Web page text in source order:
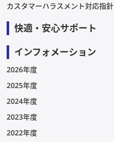
カスタマーハラスメント対応指針
快適・安心サポート
インフォメーション
2026年度
2025年度
2024年度
2023年度
2022年度